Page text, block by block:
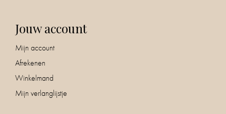
Jouw account
Mijn account
Afrekenen
Winkelmand
Mijn verlanglijstje